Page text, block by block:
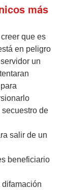
más
que es
en peligro
un
secuestro de
salir de un
beneficiario
difamación